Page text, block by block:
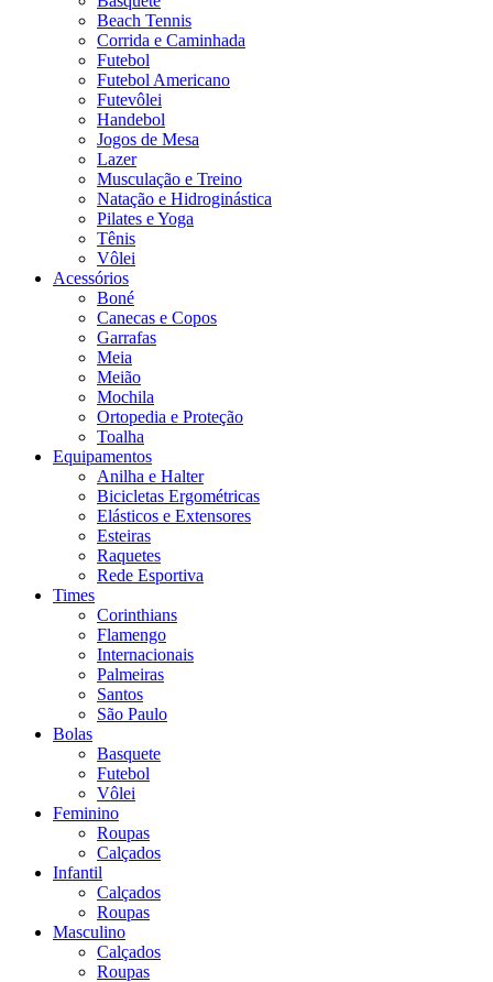
Beach Tennis
Corrida e Caminhada
Futebol
Futebol Americano
Futevôlei
Handebol
Jogos de Mesa
Lazer
Musculação e Treino
Natação e Hidroginástica
Pilates e Yoga
Tênis
Vôlei
Acessórios
Boné
Canecas e Copos
Garrafas
Meia
Meião
Mochila
Ortopedia e Proteção
Toalha
Equipamentos
Anilha e Halter
Bicicletas Ergométricas
Elásticos e Extensores
Esteiras
Raquetes
Rede Esportiva
Times
Corinthians
Flamengo
Internacionais
Palmeiras
Santos
São Paulo
Bolas
Basquete
Futebol
Vôlei
Feminino
Roupas
Calçados
Infantil
Calçados
Roupas
Masculino
Calçados
Roupas